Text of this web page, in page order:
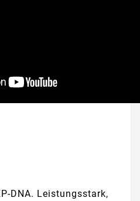
DNA. Leistungsstark,